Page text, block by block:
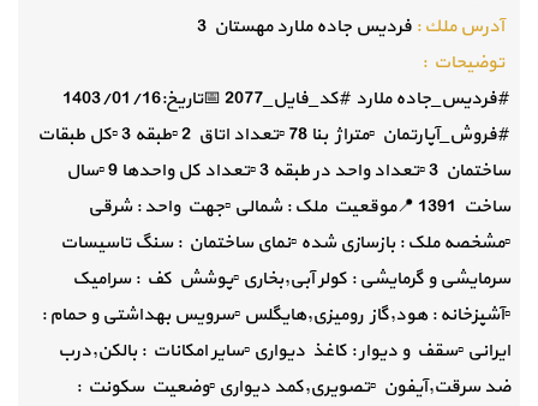
آدرس ملك :فردیس جاده ملارد مهستان 3
توضيحات :
#فردیس_جاده ملارد #کد_فایل_2077 📅تاریخ:1403/01/16
#فروش_آپارتمان ▫️متراژ بنا 78 ▫️تعداد اتاق 2 ▫️طبقه 3 ▫️کل طبقات
ساختمان 3 ▫️تعداد واحد در طبقه 3 ▫️تعداد کل واحدها 9 ▫️سال
ساخت 1391 📍موقعیت ملک : شمالی ▫️جهت واحد : شرقی
▫️مشخصه ملک : بازسازی شده ▫️نمای ساختمان : سنگ تاسیسات
سرمایشی و گرمایشی : کولر آبی,بخاری ▫️پوشش کف : سرامیک
▫️آشپزخانه : هود,گاز رومیزی,هایگلس ▫️سرویس بهداشتی و حمام :
ایرانی ▫️سقف و دیوار : کاغذ دیواری ▫️سایر امکانات : بالکن,درب
ضد سرقت,آیفون ▫️تصویری,کمد دیواری ▫️وضعیت سکونت :